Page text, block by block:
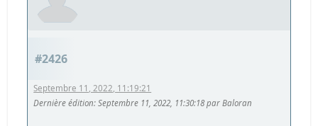
#2426
Septembre 11, 2022, 11:19:21
Dernière édition: Septembre 11, 2022, 11:30:18 par Baloran